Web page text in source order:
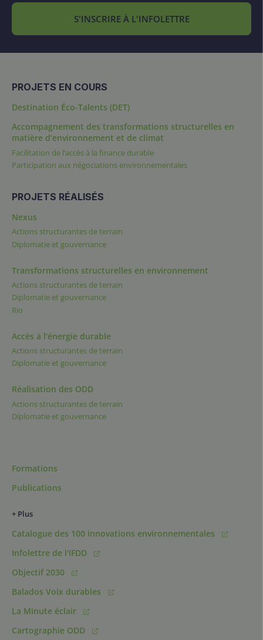
S'INSCRIRE À L'INFOLETTRE
PROJETS EN COURS
Destination Éco-Talents (DET)
Accompagnement des transformations structurelles en
matière d’environnement et de climat
Facilitation de l’accès à la finance durable
Participation aux négociations environnementales
PROJETS RÉALISÉS
Nexus
Actions structurantes de terrain
Diplomatie et gouvernance
Transformations structurelles en environnement
Actions structurantes de terrain
Diplomatie et gouvernance
Rio
Accès à l’énergie durable
Actions structurantes de terrain
Diplomatie et gouvernance
Réalisation des ODD
Actions structurantes de terrain
Diplomatie et gouvernance
Formations
Publications
+ Plus
Catalogue des 100 innovations environnementales
Infolettre de l'IFDD
Objectif 2030
Balados Voix durables
La Minute éclair
Cartographie ODD